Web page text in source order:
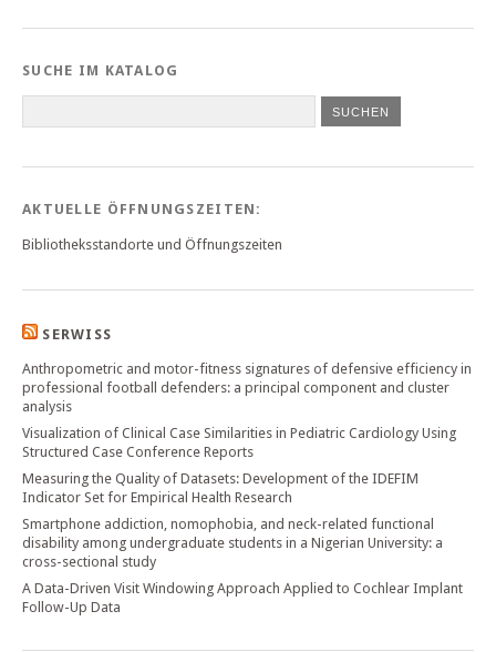
SUCHE IM KATALOG
SUCHEN
AKTUELLE ÖFFNUNGSZEITEN:
Bibliotheksstandorte und Öffnungszeiten
SERWISS
Anthropometric and motor-fitness signatures of defensive efficiency in
professional football defenders: a principal component and cluster
analysis
Visualization of Clinical Case Similarities in Pediatric Cardiology Using
Structured Case Conference Reports
Measuring the Quality of Datasets: Development of the IDEFIM
Indicator Set for Empirical Health Research
Smartphone addiction, nomophobia, and neck-related functional
disability among undergraduate students in a Nigerian University: a
cross-sectional study
A Data-Driven Visit Windowing Approach Applied to Cochlear Implant
Follow-Up Data